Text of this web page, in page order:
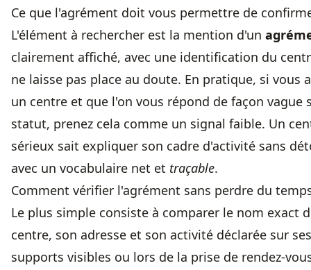
Ce que l'agrément doit vous permettre de
L'élément à rechercher est la mention d'un
clairement affiché, avec une identification du
ne laisse pas place au doute. En pratique, si vous
un centre et que l'on vous répond de façon vague
statut, prenez cela comme un signal faible. Un
sérieux sait expliquer son cadre d'activité sans
avec un vocabulaire net et traçable.
Comment vérifier l'agrément sans perdre du
Le plus simple consiste à comparer le nom exact
centre, son adresse et son activité déclarée sur ses
supports visibles ou lors de la prise de rendez-